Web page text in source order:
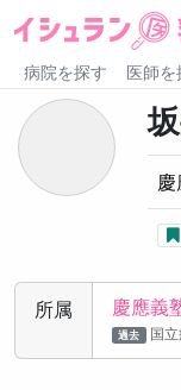
病院を探す 医師を
所属 慶應義
過去 国